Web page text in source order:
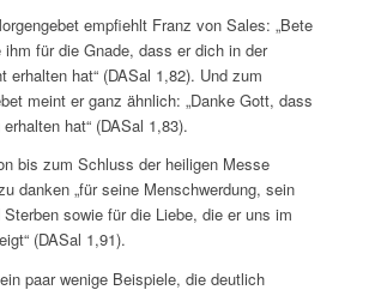
empfiehlt Franz von Sales: „Bete
für die Gnade, dass er dich in der
erhalten hat“ (DASal 1,82). Und zum
meint er ganz ähnlich: „Danke Gott, dass
hat“ (DASal 1,83).
bis zum Schluss der heiligen Messe
danken „für seine Menschwerdung, sein
sowie für die Liebe, die er uns im
(DASal 1,91).
paar wenige Beispiele, die deutlich